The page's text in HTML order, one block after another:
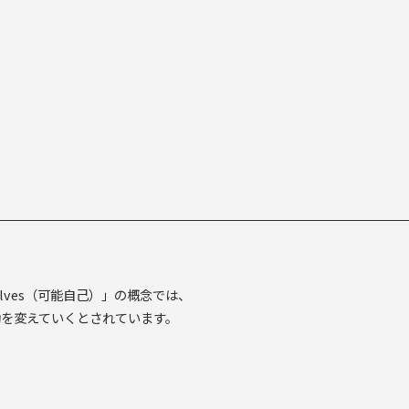
（可能自己）」の概念では、
変えていくとされています。